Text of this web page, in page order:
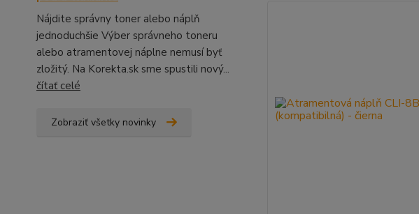
Nájdite správny toner alebo náplň
jednoduchšie Výber správneho toneru
alebo atramentovej náplne nemusí byť
zložitý. Na Korekta.sk sme spustili nový...
čítať celé
Zobraziť všetky novinky